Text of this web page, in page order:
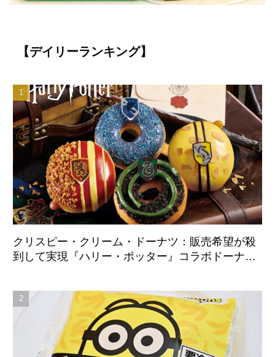
【デイリーランキング】
クリスピー・クリーム・ドーナツ：販売希望が殺
到して実現『ハリー・ポッター』コラボドーナツ